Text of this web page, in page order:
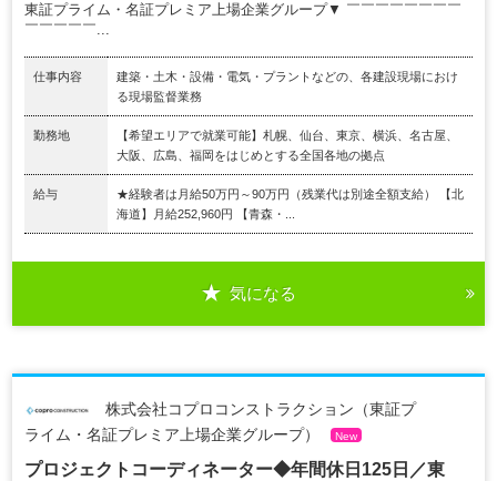
東証プライム・名証プレミア上場企業グループ▼ ￣￣￣￣￣￣￣￣
￣￣￣￣￣...
仕事内容
建築・土木・設備・電気・プラントなどの、各建設現場におけ
る現場監督業務
勤務地
【希望エリアで就業可能】札幌、仙台、東京、横浜、名古屋、
大阪、広島、福岡をはじめとする全国各地の拠点
給与
★経験者は月給50万円～90万円（残業代は別途全額支給） 【北
海道】月給252,960円 【青森・...
気になる
株式会社コプロコンストラクション（東証プ
ライム・名証プレミア上場企業グループ）
New
プロジェクトコーディネーター◆年間休日125日／東